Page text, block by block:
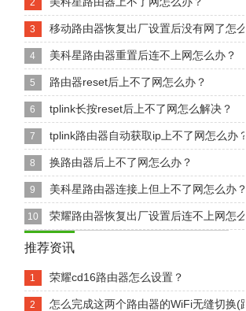
2
3 移动路由器恢复出厂设置后没有网了怎么
4 美科星路由器重置后连不上网怎么办？
5 路由器reset后上不了网怎么办？
6 tplink长按reset后上不了网怎么解决？
7 tplink路由器自动获取ip上不了网怎么办？
8 换路由器后上不了网怎么办？
9 美科星路由器连接上但上不了网怎么办？
10 荣耀路由器恢复出厂设置后连不上网怎么
推荐资讯
1 荣耀cd16路由器怎么设置？
2 怎么完成这两个路由器的WiFi无缝切换(